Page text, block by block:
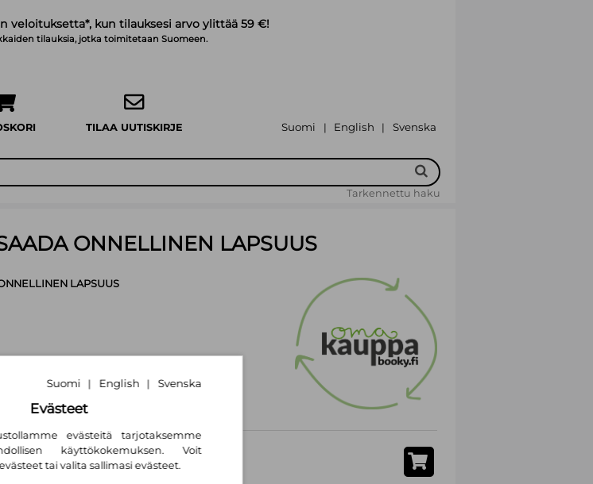
veloituksetta*, kun tilauksesi arvo ylittää 59 €!
tilauksia, jotka toimitetaan Suomeen.
TILAA UUTISKIRJE Suomi | English | Svenska
Tarkennettu haku
ONNELLINEN LAPSUUS
LAPSUUS
Suomi | English | Svenska
Evästeet
evästeitä tarjotaksemme
käyttökokemuksen. Voit
tai valita sallimasi evästeet.